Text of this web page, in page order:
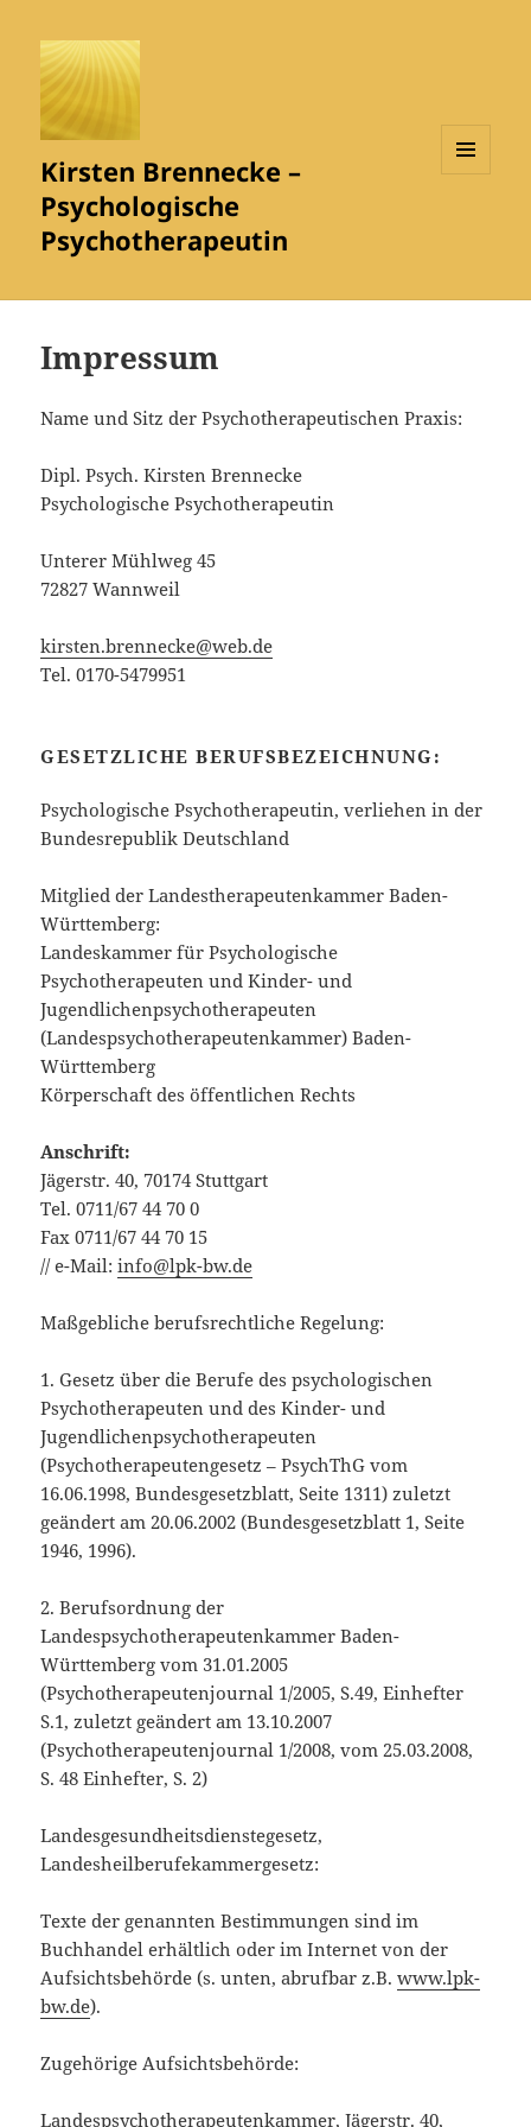
Kirsten Brennecke –
Psychologische
Psychotherapeutin
Impressum
Name und Sitz der Psychotherapeutischen Praxis:
Dipl. Psych. Kirsten Brennecke
Psychologische Psychotherapeutin
Unterer Mühlweg 45
72827 Wannweil
kirsten.brennecke@web.de
Tel. 0170-5479951
GESETZLICHE BERUFSBEZEICHNUNG:
Psychologische Psychotherapeutin, verliehen in der
Bundesrepublik Deutschland
Mitglied der Landestherapeutenkammer Baden-
Württemberg:
Landeskammer für Psychologische
Psychotherapeuten und Kinder- und
Jugendlichenpsychotherapeuten
(Landespsychotherapeutenkammer) Baden-
Württemberg
Körperschaft des öffentlichen Rechts
Anschrift:
Jägerstr. 40, 70174 Stuttgart
Tel. 0711/67 44 70 0
Fax 0711/67 44 70 15
// e-Mail:info@lpk-bw.de
Maßgebliche berufsrechtliche Regelung:
1. Gesetz über die Berufe des psychologischen
Psychotherapeuten und des Kinder- und
Jugendlichenpsychotherapeuten
(Psychotherapeutengesetz – PsychThG vom
16.06.1998, Bundesgesetzblatt, Seite 1311) zuletzt
geändert am 20.06.2002 (Bundesgesetzblatt 1, Seite
1946, 1996).
2. Berufsordnung der
Landespsychotherapeutenkammer Baden-
Württemberg vom 31.01.2005
(Psychotherapeutenjournal 1/2005, S.49, Einhefter
S.1, zuletzt geändert am 13.10.2007
(Psychotherapeutenjournal 1/2008, vom 25.03.2008,
S. 48 Einhefter, S. 2)
Landesgesundheitsdienstegesetz,
Landesheilberufekammergesetz:
Texte der genannten Bestimmungen sind im
Buchhandel erhältlich oder im Internet von der
Aufsichtsbehörde (s. unten, abrufbar z.B.www.lpk-
bw.de).
Zugehörige Aufsichtsbehörde:
Landespsychotherapeutenkammer, Jägerstr. 40,